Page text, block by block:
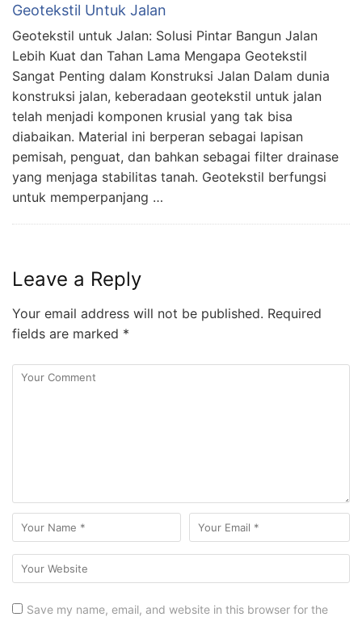
Geotekstil Untuk Jalan
Geotekstil untuk Jalan: Solusi Pintar Bangun Jalan
Lebih Kuat dan Tahan Lama Mengapa Geotekstil
Sangat Penting dalam Konstruksi Jalan Dalam dunia
konstruksi jalan, keberadaan geotekstil untuk jalan
telah menjadi komponen krusial yang tak bisa
diabaikan. Material ini berperan sebagai lapisan
pemisah, penguat, dan bahkan sebagai filter drainase
yang menjaga stabilitas tanah. Geotekstil berfungsi
untuk memperpanjang …
Leave a Reply
Your email address will not be published. Required
fields are marked *
Save my name, email, and website in this browser for the